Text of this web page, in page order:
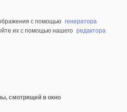
с помощью генератора
их с помощью нашего редактора
смотрящей в окно